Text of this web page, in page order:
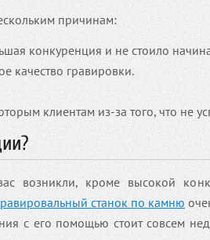
причинам:
конкуренция и не стоило
качество гравировки.
клиентам из-за того, что не
возникли, кроме высокой
станок по камню
с его помощью стоит совсем